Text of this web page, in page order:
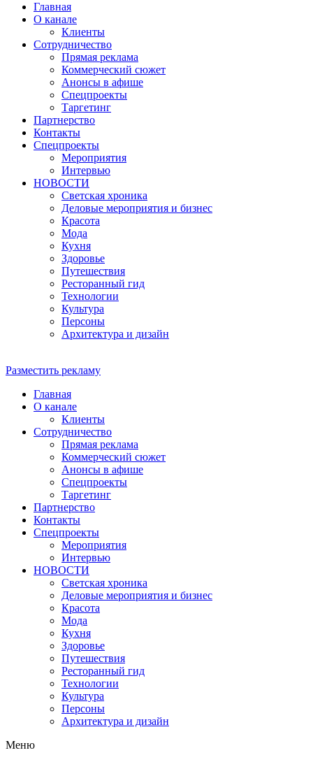
Главная
О канале
Клиенты
Сотрудничество
Прямая реклама
Коммерческий сюжет
Анонсы в афише
Cпецпроекты
Таргетинг
Партнерство
Контакты
Спецпроекты
Мероприятия
Интервью
НОВОСТИ
Светская хроника
Деловые мероприятия и бизнес
Красота
Мода
Кухня
Здоровье
Путешествия
Ресторанный гид
Технологии
Культура
Персоны
Архитектура и дизайн
Разместить рекламу
Главная
О канале
Клиенты
Сотрудничество
Прямая реклама
Коммерческий сюжет
Анонсы в афише
Cпецпроекты
Таргетинг
Партнерство
Контакты
Спецпроекты
Мероприятия
Интервью
НОВОСТИ
Светская хроника
Деловые мероприятия и бизнес
Красота
Мода
Кухня
Здоровье
Путешествия
Ресторанный гид
Технологии
Культура
Персоны
Архитектура и дизайн
Меню